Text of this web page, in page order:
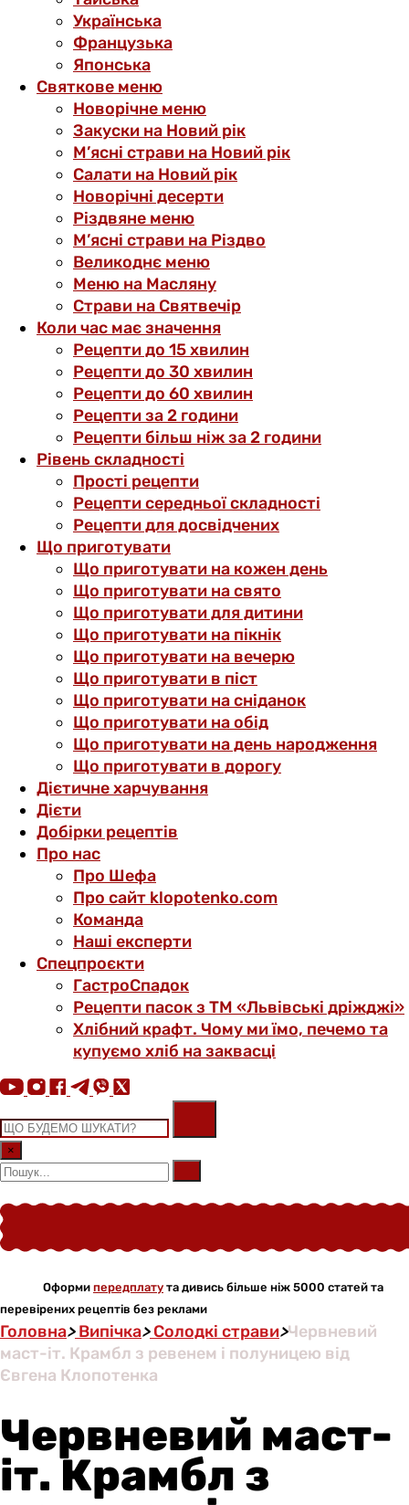
Українська
Французька
Японська
Святкове меню
Новорічне меню
Закуски на Новий рік
М’ясні страви на Новий рік
Салати на Новий рік
Новорічні десерти
Різдвяне меню
М’ясні страви на Різдво
Великоднє меню
Меню на Масляну
Страви на Святвечір
Коли час має значення
Рецепти до 15 хвилин
Рецепти до 30 хвилин
Рецепти до 60 хвилин
Рецепти за 2 години
Рецепти більш ніж за 2 години
Рівень складності
Прості рецепти
Рецепти середньої складності
Рецепти для досвідчених
Що приготувати
Що приготувати на кожен день
Що приготувати на свято
Що приготувати для дитини
Що приготувати на пікнік
Що приготувати на вечерю
Що приготувати в піст
Що приготувати на сніданок
Що приготувати на обід
Що приготувати на день народження
Що приготувати в дорогу
Дієтичне харчування
Дієти
Добірки рецептів
Про нас
Про Шефа
Про сайт klopotenko.com
Команда
Наші експерти
Спецпроєкти
ГастроСпадок
Рецепти пасок з ТМ «Львівські дріжджі»
Хлібний крафт. Чому ми їмо, печемо та
купуємо хліб на заквасці
×
Оформи передплату та дивись більше ніж 5000 статей та
перевірених рецептів без реклами
Головна>Випічка>Солодкі страви>Червневий
маст-іт. Крамбл з ревенем і полуницею від
Євгена Клопотенка
Червневий маст-
іт. Крамбл з